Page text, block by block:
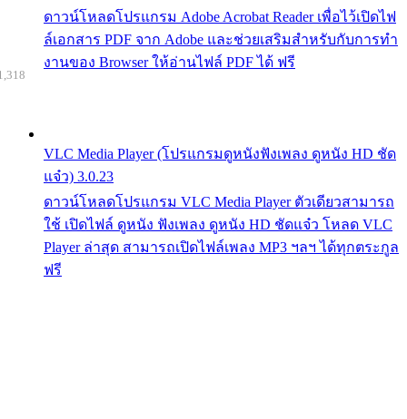
ดาวน์โหลดโปรแกรม Adobe Acrobat Reader เพื่อไว้เปิดไฟ
ล์เอกสาร PDF จาก Adobe และช่วยเสริมสำหรับกับการทำ
งานของ Browser ให้อ่านไฟล์ PDF ได้ ฟรี
VLC Media Player (โปรแกรมดูหนังฟังเพลง ดูหนัง HD ชัด
แจ๋ว) 3.0.23
ดาวน์โหลดโปรแกรม VLC Media Player ตัวเดียวสามารถ
ใช้ เปิดไฟล์ ดูหนัง ฟังเพลง ดูหนัง HD ชัดแจ๋ว โหลด VLC
Player ล่าสุด สามารถเปิดไฟล์เพลง MP3 ฯลฯ ได้ทุกตระกูล
ฟรี